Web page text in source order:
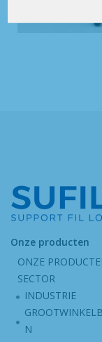
Onze producten
ONZE
SECTOR
INDUSTRIE
N